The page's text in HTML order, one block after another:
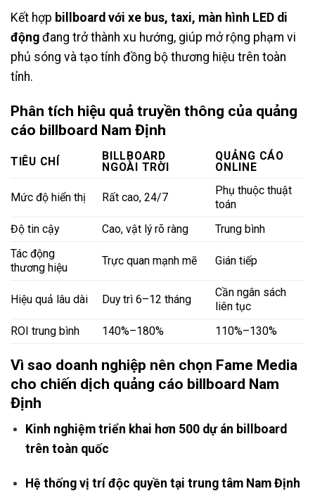
Kết hợp billboard với xe bus, taxi, màn hình LED di
động đang trở thành xu hướng, giúp mở rộng phạm vi
phủ sóng và tạo tính đồng bộ thương hiệu trên toàn
tỉnh.
Phân tích hiệu quả truyền thông của quảng
cáo billboard Nam Định
TIÊU CHÍ
BILLBOARD
NGOÀI TRỜI
QUẢNG CÁO
ONLINE
Mức độ hiển thị Rất cao, 24/7
Phụ thuộc thuật
toán
Độ tin cậy
Cao, vật lý rõ ràng
Trung bình
Tác động
thương hiệu
Trực quan mạnh mẽ Gián tiếp
Hiệu quả lâu dài Duy trì 6–12 tháng
Cần ngân sách
liên tục
ROI trung bình
140%–180% 110%–130%
Vì sao doanh nghiệp nên chọn Fame Media
cho chiến dịch quảng cáo billboard Nam
Định
Kinh nghiệm triển khai hơn 500 dự án billboard
trên toàn quốc
Hệ thống vị trí độc quyền tại trung tâm Nam Định